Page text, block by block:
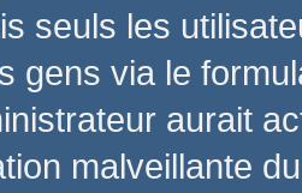
seuls les
gens via le
aurait
malveillante